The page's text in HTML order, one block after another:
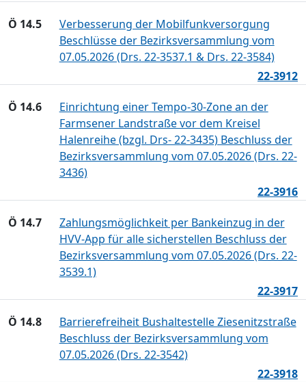
Ö 14.5
Verbesserung der Mobilfunkversorgung
Beschlüsse der Bezirksversammlung vom
07.05.2026 (Drs. 22-3537.1 & Drs. 22-3584)
22-3912
Ö 14.6
Einrichtung einer Tempo-30-Zone an der
Farmsener Landstraße vor dem Kreisel
Halenreihe (bzgl. Drs- 22-3435) Beschluss der
Bezirksversammlung vom 07.05.2026 (Drs. 22-
3436)
22-3916
Ö 14.7
Zahlungsmöglichkeit per Bankeinzug in der
HVV-App für alle sicherstellen Beschluss der
Bezirksversammlung vom 07.05.2026 (Drs. 22-
3539.1)
22-3917
Ö 14.8
Barrierefreiheit Bushaltestelle Ziesenitzstraße
Beschluss der Bezirksversammlung vom
07.05.2026 (Drs. 22-3542)
22-3918